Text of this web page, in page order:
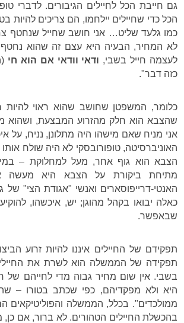
גם חייבת הכל לחיילים הגיבורים. לדברי
הכל כדי שחיילים יילחמו, הם צריכים להיות
כמו גלעד שליט… אני חושב שחייל שנחטף
לא המחיר, הבעיה היא עצם זה שהוא
לעצמה חייל בשבי, ודאי וודאי אם הוא חי
כזה דבר".
כלומר, המשפטן שחושב שהוא ראוי להיות
שהצבא הוא חלק מהזרוע המבצעת, ושהוא
אני מניח שאם מישהו היה מתלונן, נניח, על
האוניברסיטה, טופורובסקי לא היה שולח
הצבא הוא גוף אחר, מעל למחלוקת –
מתיחת ביקורת על הצבא היא מעשה
האנטי-דרייפוסארים ואנשי "אגודת הצי"
כאלה יבואו בקהל מהוגן; יש, איכשהו,
שבאפשר.
תפקידם של החיילים איננו להיות זרוע
תפקידה של הממשלה הוא לשרת את
בשבי. אין שום מחיר גבוה מדי לחייהם של
היא ולא מפקדיהם, כפי שכתב בטורו –
ממולכדים". בכלל, הממשלה והפוליטיקאים
בהכשלת החיילים הטהורים. לא ברור, אם כן,